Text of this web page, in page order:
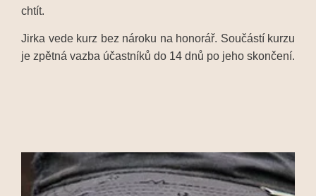
chtít.
Jirka vede kurz bez nároku na honorář. Součástí kurzu
je zpětná vazba účastníků do 14 dnů po jeho skončení.